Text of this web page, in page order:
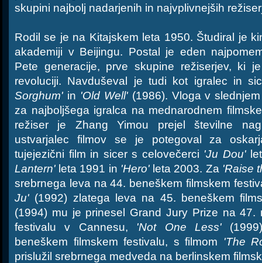
skupini najbolj nadarjenih in najvplivnejših
Rodil se je na Kitajskem leta 1950. Študiral je
akademiji v Beijingu. Postal je eden
Pete generacije, prve skupine režiserjev, ki
revoluciji. Navduševal je tudi kot igralec in
Sorghum' in 'Old Well'(1986). Vloga v
za najboljšega igralca na mednarodnem
režiser je Zhang Yimou prejel številne
ustvarjalec filmov se je potegoval za
tujejezični film in sicer s celovečerci 'Ju Dou'
Lantern' leta 1991 in 'Hero'leta 2003. Za 'Raise
srebrnega leva na 44. beneškem filmskem
Ju' (1992) zlatega leva na 45. beneškem
(1994) mu je prinesel Grand Jury Prize na 47.
festivalu v Cannesu, 'Not One Less'
beneškem filmskem festivalu, s filmom
'The
prislužil srebrnega medveda na berlinskem